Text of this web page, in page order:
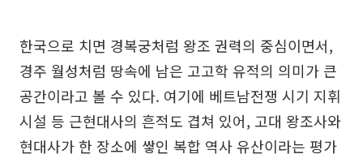
한국으로 치면 경복궁처럼 왕조 권력의 중심이면서,
경주 월성처럼 땅속에 남은 고고학 유적의 의미가 큰
공간이라고 볼 수 있다. 여기에 베트남전쟁 시기 지휘
시설 등 근현대사의 흔적도 겹쳐 있어, 고대 왕조사와
현대사가 한 장소에 쌓인 복합 역사 유산이라는 평가